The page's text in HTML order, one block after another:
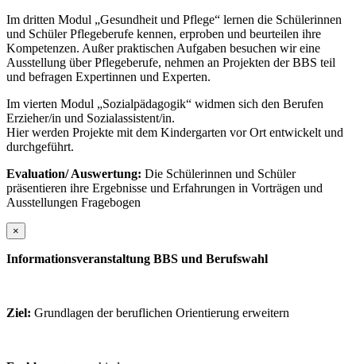
Im dritten Modul „Gesundheit und Pflege“ lernen die Schülerinnen
und Schüler Pflegeberufe kennen, erproben und beurteilen ihre
Kompetenzen. Außer praktischen Aufgaben besuchen wir eine
Ausstellung über Pflegeberufe, nehmen an Projekten der BBS teil
und befragen Expertinnen und Experten.
Im vierten Modul „Sozialpädagogik“ widmen sich den Berufen
Erzieher/in und Sozialassistent/in.
Hier werden Projekte mit dem Kindergarten vor Ort entwickelt und
durchgeführt.
Evaluation/ Auswertung: Die Schülerinnen und Schüler
präsentieren ihre Ergebnisse und Erfahrungen in Vorträgen und
Ausstellungen Fragebogen
×
Informationsveranstaltung BBS und Berufswahl
Ziel: Grundlagen der beruflichen Orientierung erweitern